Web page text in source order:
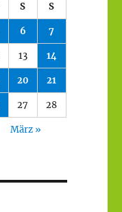
S S
6 7
13 14
20 21
27 28
März »